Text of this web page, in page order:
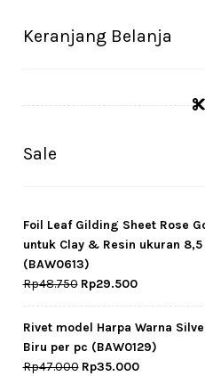
Keranjang Belanja
Sale
Foil Leaf Gilding Sheet Rose
untuk Clay & Resin ukuran
(BAW0613)
Rp48.750 Original
price
was:
Rp48.750.
Rp29.500Current
price
is:
Rp29.500.
Rivet model Harpa Warna
Biru per pc (BAW0129)
Rp47.000 Original
Rp35.000Current